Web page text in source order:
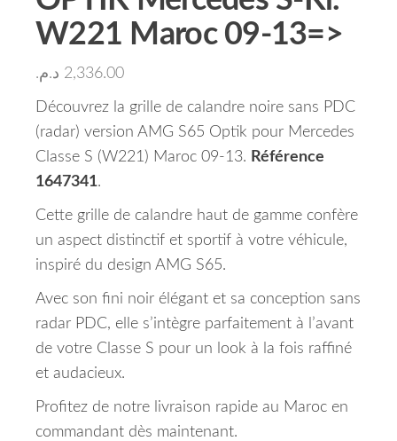
W221 Maroc 09-13=>
2,336.00 د.م.
Découvrez la grille de calandre noire sans PDC
(radar) version AMG S65 Optik pour Mercedes
Classe S (W221) Maroc 09-13. Référence
1647341.
Cette grille de calandre haut de gamme confère
un aspect distinctif et sportif à votre véhicule,
inspiré du design AMG S65.
Avec son fini noir élégant et sa conception sans
radar PDC, elle s’intègre parfaitement à l’avant
de votre Classe S pour un look à la fois raffiné
et audacieux.
Profitez de notre livraison rapide au Maroc en
commandant dès maintenant.